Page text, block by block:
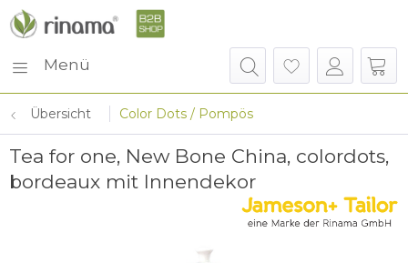
Menü
Übersicht Color Dots / Pompös
Tea for one, New Bone China, colordots,
bordeaux mit Innendekor